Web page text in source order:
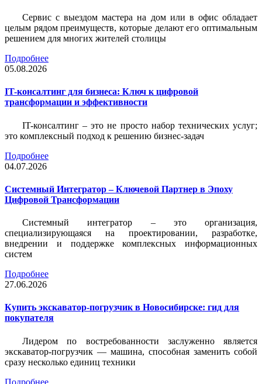
Сервис с выездом мастера на дом или в офис обладает
целым рядом преимуществ, которые делают его оптимальным
решением для многих жителей столицы
Подробнее
05.08.2026
IT-консалтинг для бизнеса: Ключ к цифровой
трансформации и эффективности
IT-консалтинг – это не просто набор технических услуг;
это комплексный подход к решению бизнес-задач
Подробнее
04.07.2026
Системный Интегратор – Ключевой Партнер в Эпоху
Цифровой Трансформации
Системный интегратор – это организация,
специализирующаяся на проектировании, разработке,
внедрении и поддержке комплексных информационных
систем
Подробнее
27.06.2026
Купить экскаватор-погрузчик в Новосибирске: гид для
покупателя
Лидером по востребованности заслуженно является
экскаватор-погрузчик — машина, способная заменить собой
сразу несколько единиц техники
Подробнее